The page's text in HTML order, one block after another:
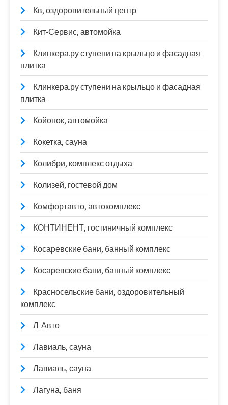
Кв, оздоровительный центр
Кит-Сервис, автомойка
Клинкера.ру ступени на крыльцо и фасадная
плитка
Клинкера.ру ступени на крыльцо и фасадная
плитка
Койонок, автомойка
Кокетка, сауна
Колибри, комплекс отдыха
Колизей, гостевой дом
Комфортавто, автокомплекс
КОНТИНЕНТ, гостиничный комплекс
Косаревские бани, банный комплекс
Косаревские бани, банный комплекс
Красносельские бани, оздоровительный
комплекс
Л-Авто
Лавиаль, сауна
Лавиаль, сауна
Лагуна, баня